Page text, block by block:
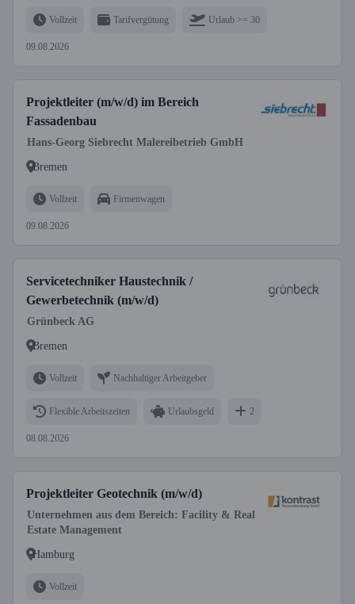
Vollzeit Tarifvergütung Urlaub >= 30
09.08.2026
Projektleiter (m/w/d) im Bereich
Fassadenbau
Hans-Georg Siebrecht Malereibetrieb GmbH
Bremen
Vollzeit Firmenwagen
09.08.2026
Servicetechniker Haustechnik /
Gewerbetechnik (m/w/d)
Grünbeck AG
Bremen
Vollzeit Nachhaltiger Arbeitgeber
Flexible Arbeitszeiten Urlaubsgeld 2
08.08.2026
Projektleiter Geotechnik (m/w/d)
Unternehmen aus dem Bereich: Facility & Real
Estate Management
Hamburg
Vollzeit